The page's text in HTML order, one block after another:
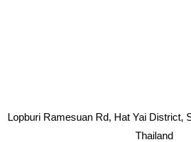
📍 85 11 Lopburi Ramesuan Rd, Hat Yai
Thailand